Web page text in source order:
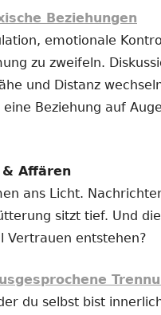
Beziehungen
emotionale
zu zweifeln.
und Distanz
eine Beziehung auf
Affären
ans Licht.
sitzt tief. Und
Vertrauen entstehen?
du selbst bist